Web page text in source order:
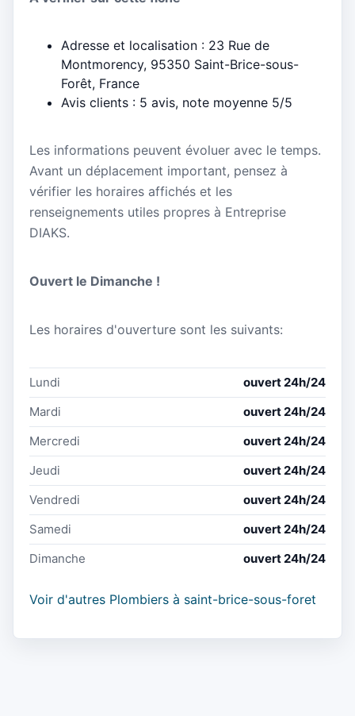
Adresse et localisation : 23 Rue de
Montmorency, 95350 Saint-Brice-sous-
Forêt, France
Avis clients : 5 avis, note moyenne 5/5
Les informations peuvent évoluer avec le temps.
Avant un déplacement important, pensez à
vérifier les horaires affichés et les
renseignements utiles propres à Entreprise
DIAKS.
Ouvert le Dimanche !
Les horaires d'ouverture sont les suivants:
Lundi
ouvert 24h/24
Mardi
ouvert 24h/24
Mercredi
ouvert 24h/24
Jeudi
ouvert 24h/24
Vendredi
ouvert 24h/24
Samedi
ouvert 24h/24
Dimanche
ouvert 24h/24
Voir d'autres Plombiers à saint-brice-sous-foret